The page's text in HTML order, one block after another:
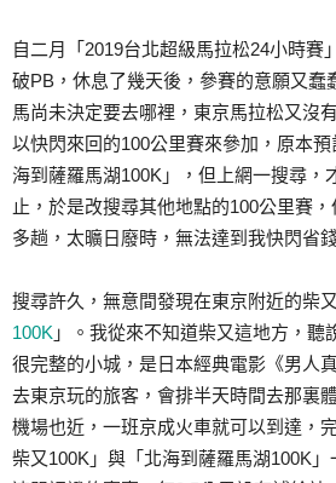
自二月「2019台北超級馬拉松24小時賽
破PB，休息了幾天後，參賽的意願又蠢
馬尚未決定要去哪裡，東京馬拉松又沒
以快閃來回的100公里賽來參加，原本
海到薩羅馬湖100K」，但上網一搜尋，
止，於是改搜尋其他地點的100公里賽
多趟，太曠日廢時，無法達到我快閃省
搜尋許久，無意間發現在東京附近的柴
100K 」。我從來不知道柴又這地方，聽
很完整的小城，是日本經典電影《男人
去東京玩的旅客，會排半天時間去那裏
機場也近，一班京成火車就可以到達，
柴又100K」與「北海到薩羅馬湖100K